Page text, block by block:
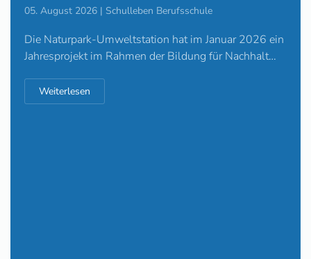
05. August 2026 | Schulleben Berufsschule
Die Naturpark-Umweltstation hat im Januar 2026 ein
Jahresprojekt im Rahmen der Bildung für Nachhalt…
Weiterlesen